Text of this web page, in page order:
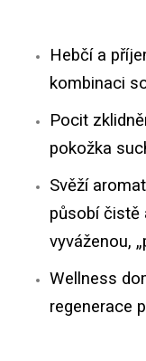
Hebčí a
kombinaci
Pocit
pokožka
Svěží
působí čistě
vyváženou,
Wellness
regenerace